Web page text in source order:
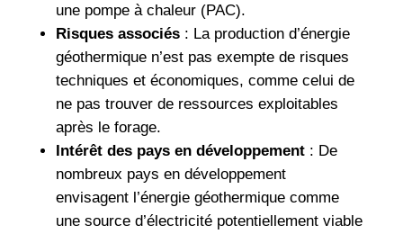
une pompe à chaleur (PAC).
Risques associés: La production d’énergie
géothermique n’est pas exempte de risques
techniques et économiques, comme celui de
ne pas trouver de ressources exploitables
après le forage.
Intérêt des pays en développement: De
nombreux pays en développement
envisagent l’énergie géothermique comme
une source d’électricité potentiellement viable